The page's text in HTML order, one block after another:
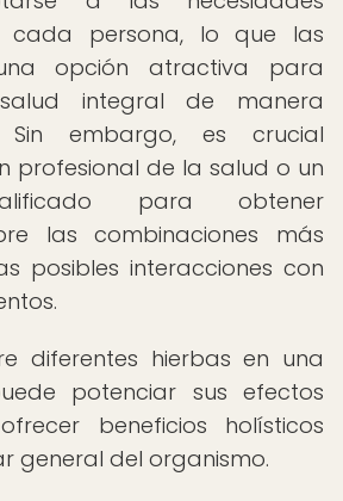
cada persona, lo que las
opción atractiva para
integral de manera
Sin embargo, es crucial
profesional de la salud o un
para obtener
las combinaciones más
posibles interacciones con
diferentes hierbas en una
potenciar sus efectos
beneficios holísticos
general del organismo.